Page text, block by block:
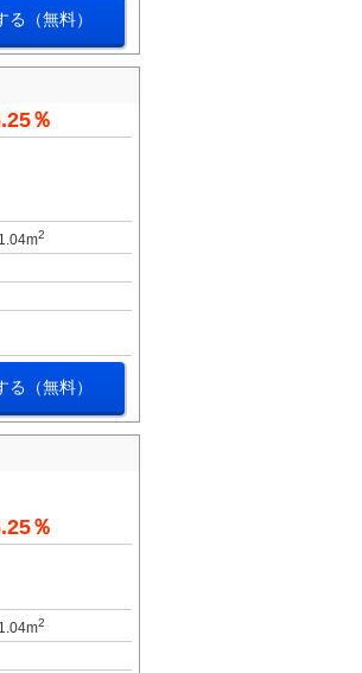
（無料）
％
2
（無料）
％
2